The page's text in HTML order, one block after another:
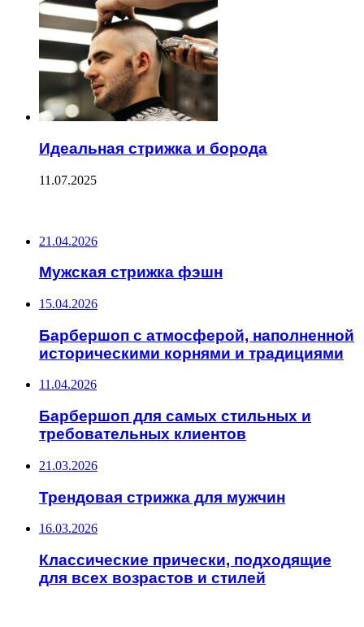
Идеальная стрижка и борода
11.07.2025
21.04.2026
Мужская стрижка фэшн
15.04.2026
Барбершоп с атмосферой, наполненной
историческими корнями и традициями
11.04.2026
Барбершоп для самых стильных и
требовательных клиентов
21.03.2026
Трендовая стрижка для мужчин
16.03.2026
Классические прически, подходящие
для всех возрастов и стилей